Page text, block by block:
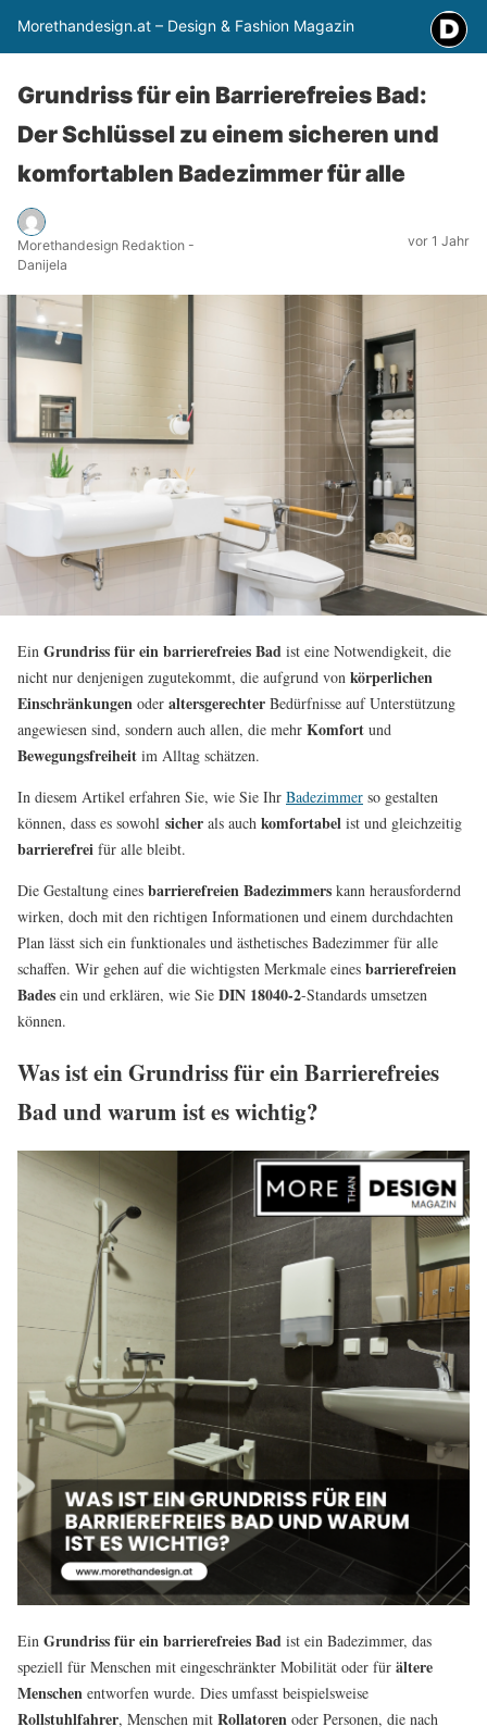
Morethandesign.at – Design & Fashion Magazin
Grundriss für ein Barrierefreies Bad:
Der Schlüssel zu einem sicheren und
komfortablen Badezimmer für alle
Morethandesign Redaktion -
Danijela
vor 1 Jahr
Ein Grundriss für einbarrierefreies Bad ist eine Notwendigkeit, die
nicht nur denjenigen zugutekommt, die aufgrund von körperlichen
Einschränkungen oder altersgerechter Bedürfnisse auf Unterstützung
angewiesen sind, sondern auch allen, die mehr Komfort und
Bewegungsfreiheit im Alltag schätzen.
In diesem Artikel erfahren Sie, wie Sie Ihr Badezimmer so gestalten
können, dass es sowohl sicher als auch komfortabel ist und gleichzeitig
barrierefrei für alle bleibt.
Die Gestaltung eines barrierefreien Badezimmers kann herausfordernd
wirken, doch mit den richtigen Informationen und einem durchdachten
Plan lässt sich ein funktionales und ästhetisches Badezimmer für alle
schaffen. Wir gehen auf die wichtigsten Merkmale eines barrierefreien
Bades ein und erklären, wie Sie DIN 18040-2-Standards umsetzen
können.
Was ist ein Grundriss für ein Barrierefreies
Bad und warum ist es wichtig?
Ein Grundriss für einbarrierefreies Bad ist ein Badezimmer, das
speziell für Menschen mit eingeschränkter Mobilität oder für ältere
Menschen entworfen wurde. Dies umfasst beispielsweise
Rollstuhlfahrer, Menschen mit Rollatoren oder Personen, die nach